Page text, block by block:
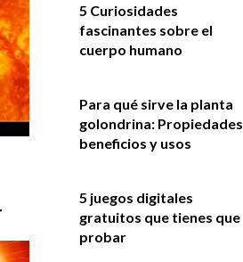
5 Curiosidades
fascinantes sobre el
cuerpo humano
Para qué sirve la planta
golondrina: Propiedades,
beneficios y usos
5 juegos digitales
gratuitos que tienes que
probar